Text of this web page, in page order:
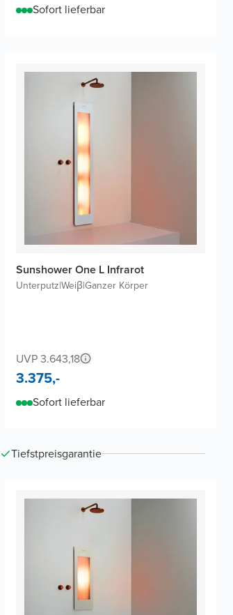
Sofort lieferbar
Sunshower One L Infrarot
Unterputz|Weiβ|Ganzer Körper
UVP 3.643,18
3.375,-
Sofort lieferbar
Tiefstpreisgarantie